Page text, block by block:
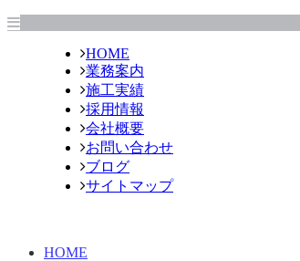
HOME
業務案内
施工実績
採用情報
会社概要
お問い合わせ
ブログ
サイトマップ
HOME